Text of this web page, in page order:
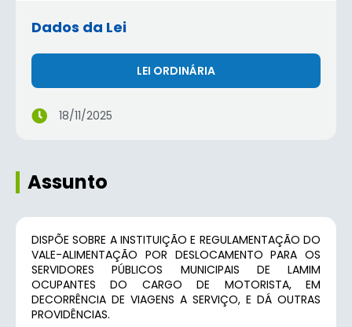
Dados da Lei
LEI ORDINÁRIA
18/11/2025
Assunto
DISPÕE SOBRE A INSTITUIÇÃO E REGULAMENTAÇÃO DO
VALE-ALIMENTAÇÃO POR DESLOCAMENTO PARA OS
SERVIDORES PÚBLICOS MUNICIPAIS DE LAMIM
OCUPANTES DO CARGO DE MOTORISTA, EM
DECORRÊNCIA DE VIAGENS A SERVIÇO, E DÁ OUTRAS
PROVIDÊNCIAS.